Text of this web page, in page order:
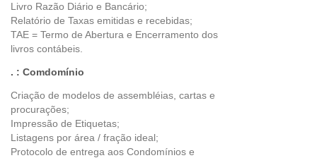
Livro Razão Diário e Bancário;
Relatório de Taxas emitidas e recebidas;
TAE = Termo de Abertura e Encerramento dos
livros contábeis.
. : Comdomínio
Criação de modelos de assembléias, cartas e
procurações;
Impressão de Etiquetas;
Listagens por área / fração ideal;
Protocolo de entrega aos Condomínios e